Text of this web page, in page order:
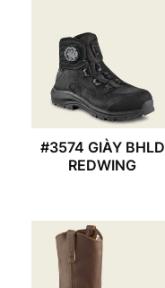
#3574 GIÀY BHLD
REDWING